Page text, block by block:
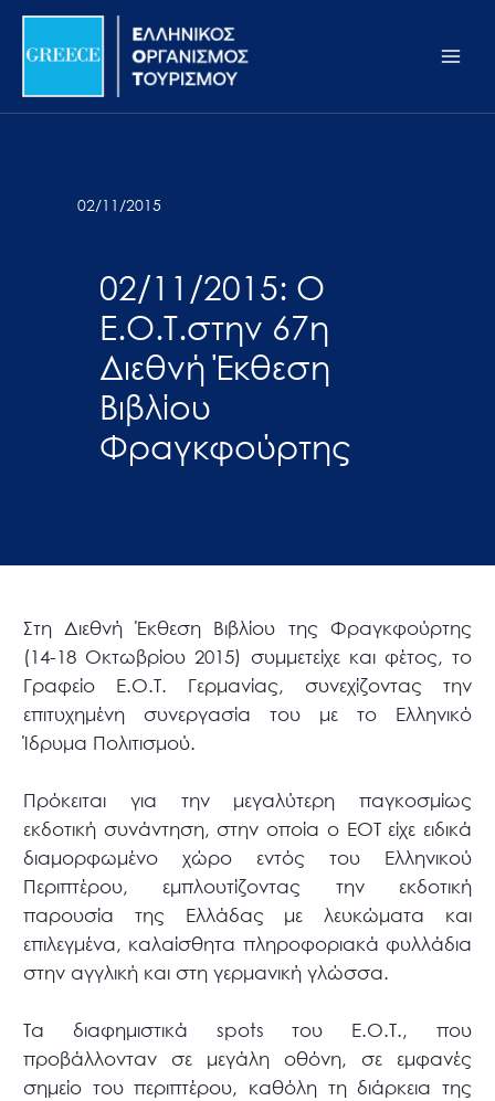
Σημείωση:
ιστότοπος
προσβασιμότητας.
Μετάβαση
περιεχόμενο
02/11/2015
02/11/2015: Ο
Ε.Ο.Τ.στην 67η
Διεθνή Έκθεση
Βιβλίου
Φραγκφούρτης
Στη Διεθνή Έκθεση Βιβλίου της Φραγκφούρτης
(14-18 Οκτωβρίου 2015) συμμετείχε και φέτος, το
Γραφείο Ε.Ο.Τ. Γερμανίας, συνεχίζοντας την
επιτυχημένη συνεργασία του με το Ελληνικό
Ίδρυμα Πολιτισμού.
Πρόκειται για την μεγαλύτερη παγκοσμίως
εκδοτική συνάντηση, στην οποία ο ΕΟΤ είχε ειδικά
διαμορφωμένο χώρο εντός του Ελληνικού
Περιπτέρου, εμπλουτίζοντας την εκδοτική
παρουσία της Ελλάδας με λευκώματα και
επιλεγμένα, καλαίσθητα πληροφοριακά φυλλάδια
στην αγγλική και στη γερμανική γλώσσα.
Τα διαφημιστικά spots του Ε.Ο.Τ., που
προβάλλονταν σε μεγάλη οθόνη, σε εμφανές
σημείο του περιπτέρου, καθόλη τη διάρκεια της